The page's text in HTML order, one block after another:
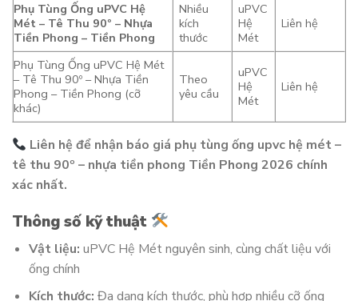
Phụ Tùng Ống uPVC Hệ
Mét – Tê Thu 90º – Nhựa
Tiền Phong – Tiền Phong
Nhiều
kích
thước
uPVC
Hệ
Mét
Liên hệ
Phụ Tùng Ống uPVC Hệ Mét
– Tê Thu 90º – Nhựa Tiền
Phong – Tiền Phong (cỡ
khác)
Theo
yêu cầu
uPVC
Hệ
Mét
Liên hệ
Liên hệ để nhận báo giá phụ tùng ống upvc hệ mét –
tê thu 90º – nhựa tiền phong Tiền Phong 2026 chính
xác nhất.
Thông số kỹ thuật
Vật liệu: uPVC Hệ Mét nguyên sinh, cùng chất liệu với
ống chính
Kích thước: Đa dạng kích thước, phù hợp nhiều cỡ ống